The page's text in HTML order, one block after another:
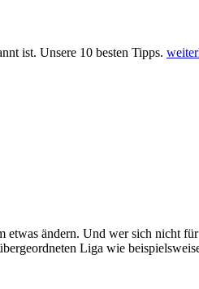
ist. Unsere 10 besten Tipps.
ändern. Und wer sich nicht
Liga wie